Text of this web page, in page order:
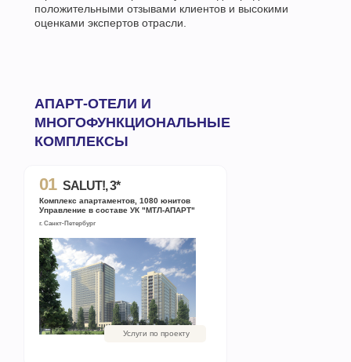
положительными отзывами клиентов и высокими
оценками экспертов отрасли.
АПАРТ-ОТЕЛИ И
МНОГОФУНКЦИОНАЛЬНЫЕ
КОМПЛЕКСЫ
SALUT!, 3*
г. Санкт-Петербург
Комплекс апартаментов, 1080 юнитов
Управление в составе УК "МТЛ-АПАРТ"
01
Услуги по проекту